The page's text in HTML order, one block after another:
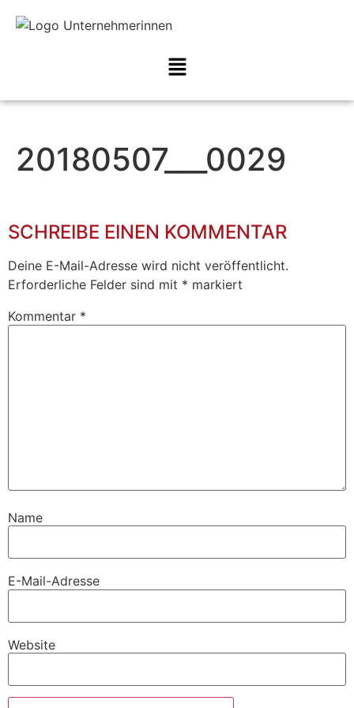
20180507___0029
SCHREIBE EINEN KOMMENTAR
Deine E-Mail-Adresse wird nicht veröffentlicht.
Erforderliche Felder sind mit * markiert
Kommentar *
Name
E-Mail-Adresse
Website